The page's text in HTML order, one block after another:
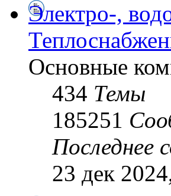
Электро-,
Основные
434 Темы
185251
Последнее
23 дек